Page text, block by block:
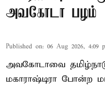
அவகோடா பழம்
Published on: 06 Aug 2026, 4:09
அவகோடாவை
மகாராஷ்டிரா போன்ற